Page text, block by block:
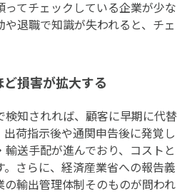
てチェックしている企業が少な
退職で知識が失われると、チェ
損害が拡大する
知されれば、顧客に早期に代替
荷指示後や通関申告後に発覚し
送手配が進んでおり、コストと
さらに、経済産業省への報告義
輸出管理体制そのものが問われ